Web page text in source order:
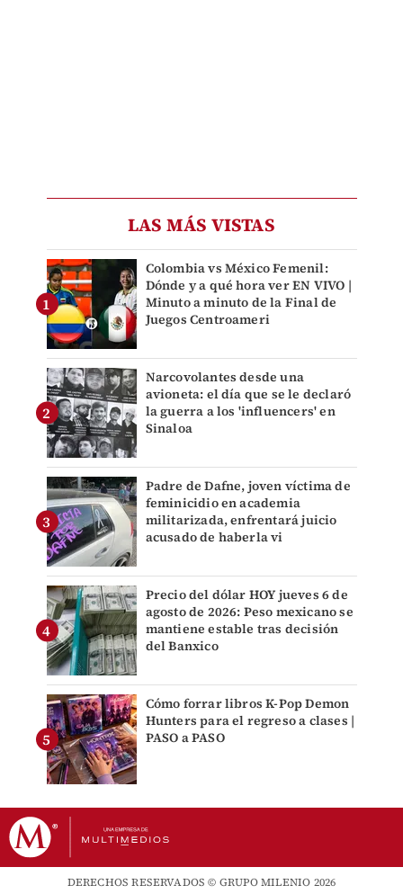
LAS MÁS VISTAS
Colombia vs México Femenil:
Dónde y a qué hora ver EN VIVO |
Minuto a minuto de la Final de
Juegos Centroameri
Narcovolantes desde una
avioneta: el día que se le declaró
la guerra a los 'influencers' en
Sinaloa
Padre de Dafne, joven víctima de
feminicidio en academia
militarizada, enfrentará juicio
acusado de haberla vi
Precio del dólar HOY jueves 6 de
agosto de 2026: Peso mexicano se
mantiene estable tras decisión
del Banxico
Cómo forrar libros K-Pop Demon
Hunters para el regreso a clases |
PASO a PASO
DERECHOS RESERVADOS © GRUPO MILENIO 2026